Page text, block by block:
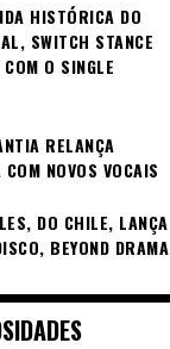
HISTÓRICA DO
SWITCH STANCE
O SINGLE
RELANÇA
NOVOS VOCAIS
DO CHILE, LANÇA
BEYOND DRAMA